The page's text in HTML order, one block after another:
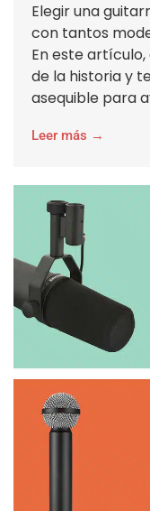
Elegir una
con tantos
En este
de la historia y
asequible para
Leer más →